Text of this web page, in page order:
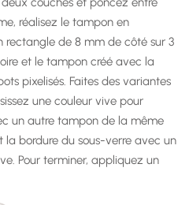
réalisez le tampon en
de 8 mm de côté sur 3
et le tampon créé avec la
pixelisés. Faites des variantes
une couleur vive pour
un autre tampon de la même
la bordure du sous-verre avec un
Pour terminer, appliquez un